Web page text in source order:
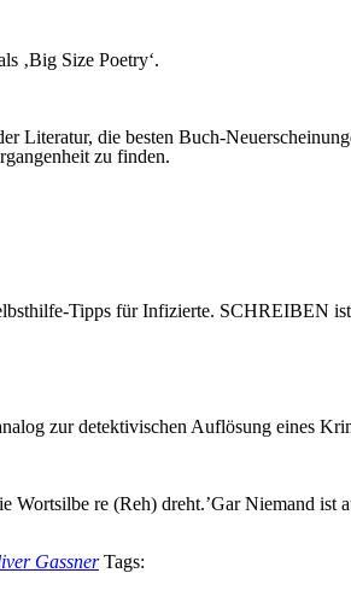
‚Big Size Poetry‘.
Literatur, die besten Buch-
zu finden.
Tipps für Infizierte. SCHREIBEN
zur detektivischen Auflösung eines
re (Reh) dreht.’Gar Niemand
Gassner Tags: